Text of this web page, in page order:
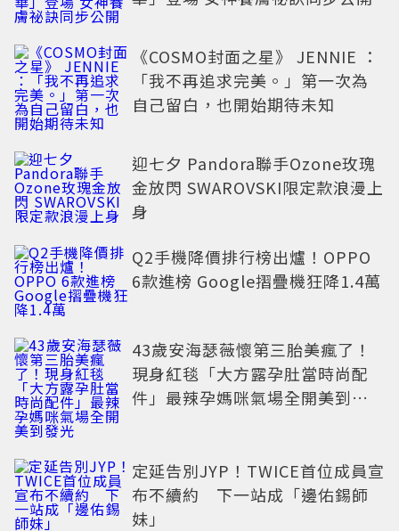
《COSMO封面之星》 JENNIE ：
「我不再追求完美。」第一次為
自己留白，也開始期待未知
迎七夕 Pandora聯手Ozone玫瑰
金放閃 SWAROVSKI限定款浪漫上
身
Q2手機降價排行榜出爐！OPPO
6款進榜 Google摺疊機狂降1.4萬
43歲安海瑟薇懷第三胎美瘋了！
現身紅毯「大方露孕肚當時尚配
件」最辣孕媽咪氣場全開美到發
定延告別JYP！TWICE首位成員宣
布不續約 下一站成「邊佑錫師
妹」